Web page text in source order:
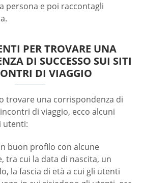
persona e poi raccontagli
PER TROVARE UNA
DI SUCCESSO SUI SITI
DI VIAGGIO
trovare una corrispondenza di
di viaggio, ecco alcuni
utenti:
buon profilo con alcune
tra cui la data di nascita, un
la fascia di età a cui gli utenti